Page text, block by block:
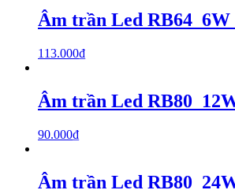
Âm trần Led
113.000₫
Âm trần Led
90.000₫
Âm trần Led